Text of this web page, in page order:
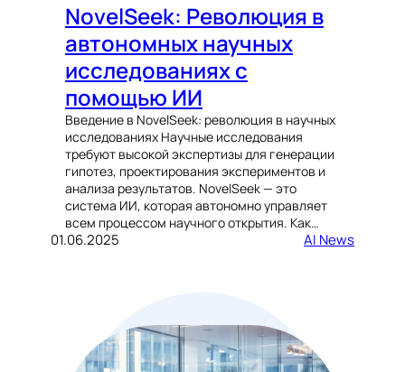
NovelSeek: Революция в
автономных научных
исследованиях с
помощью ИИ
Введение в NovelSeek: революция в научных
исследованиях Научные исследования
требуют высокой экспертизы для генерации
гипотез, проектирования экспериментов и
анализа результатов. NovelSeek — это
система ИИ, которая автономно управляет
всем процессом научного открытия. Как…
01.06.2025 AI News